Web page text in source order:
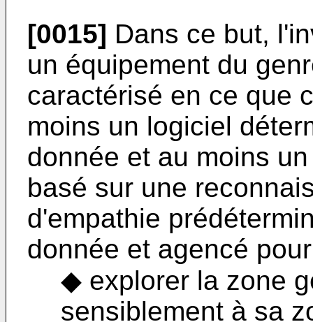
[0015] Dans ce but,
un équipement du
caractérisé en ce que
moins un logiciel
donnée et au moins
basé sur une
d'empathie
donnée et agencé
◆ explorer la zone
sensiblement à sa